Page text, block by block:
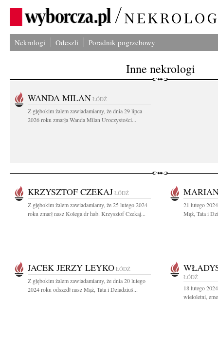
Nekrologi Odeszli Poradnik pogrzebowy
Inne nekrologi
WANDA MILAN ŁÓDŹ
Z głębokim żalem zawiadamiamy, że dnia 29 lipca
2026 roku zmarła Wanda Milan Uroczystości...
KRZYSZTOF CZEKAJ ŁÓDŹ
Z głębokim żalem zawiadamiamy, że 25 lutego 2024
roku zmarł nasz Kolega dr hab. Krzysztof Czekaj...
21 lutego
Mąż, Tata i
JACEK JERZY LEYKO ŁÓDŹ
Z głębokim żalem zawiadamiamy, że dnia 20 lutego
2024 roku odszedł nasz Mąż, Tata i Dziadziuś...
ŁÓDŹ
18 lutego
wieloletni,